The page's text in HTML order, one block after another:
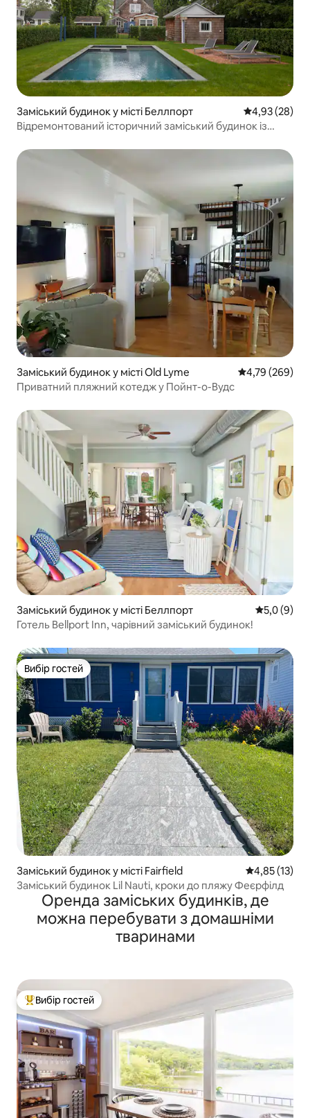
Заміський будинок у місті Беллпорт Середня
4,93 (28)
Відремонтований історичний заміський будинок із
Заміський будинок у місті Old Lyme Середня
4,79 (269)
Приватний пляжний котедж у Пойнт-о-Вудс
Заміський будинок у місті Беллпорт Середня
5,0 (9)
Готель Bellport Inn, чарівний заміський будинок!
Вибір гостей
Вибір гостей
Заміський будинок у місті Fairfield Середня
4,85 (13)
Заміський будинок Lil Nauti, кроки до пляжу Феєрфілд
Оренда заміських будинків, де
можна перебувати з домашніми
тваринами
Топ вибір гостей
Вибір гостей